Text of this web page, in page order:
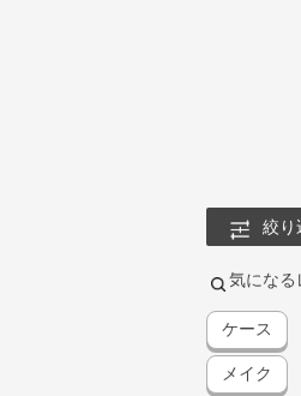
絞り
気になる
ケース
メイク